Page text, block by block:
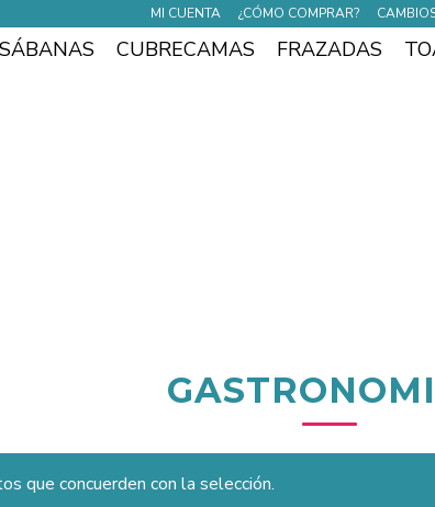
MI CUENTA ¿CÓMO COMPRAR?
SÁBANAS CUBRECAMAS FRAZADAS
que concuerden con la selección.